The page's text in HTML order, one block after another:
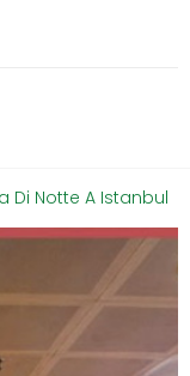
Di Notte A Istanbul